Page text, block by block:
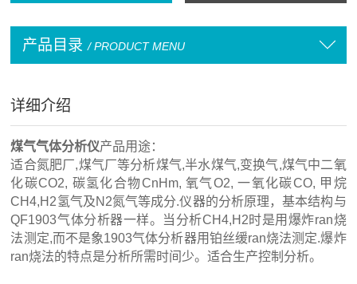
产品目录 / PRODUCT MENU
详细介绍
煤气气体分析仪产品用途：
适合氮肥厂,煤气厂等分析煤气,半水煤气,变换气,煤气中二氧
化碳CO2, 碳氢化合物CnHm, 氧气O2, 一氧化碳CO, 甲烷
CH4,H2氢气及N2氮气等成分.仪器的分析原理，基本结构与
QF1903气体分析器一样。当分析CH4,H2时是用爆炸ran烧
法测定,而不是象1903气体分析器用铂丝缓ran烧法测定.爆炸
ran烧法的特点是分析所需时间少。适合生产控制分析。